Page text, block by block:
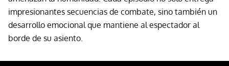
impresionantes secuencias de combate, sino también un
desarrollo emocional que mantiene al espectador al
borde de su asiento.